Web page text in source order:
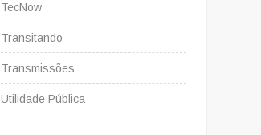
TecNow
Transitando
Transmissões
Utilidade Pública